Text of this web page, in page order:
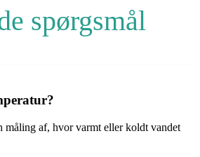
spørgsmål
måling af, hvor varmt eller koldt vandet